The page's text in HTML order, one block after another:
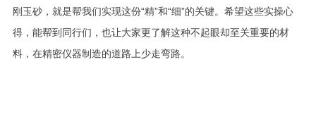
刚玉砂，就是帮我们实现这份“精”和“细”的关键。希望这些实操心
得，能帮到同行们，也让大家更了解这种不起眼却至关重要的材
料，在精密仪器制造的道路上少走弯路。